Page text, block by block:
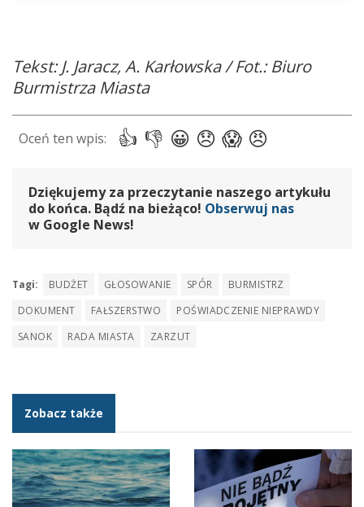
Tekst: J. Jaracz, A. Karłowska / Fot.: Biuro
Burmistrza Miasta
Dziękujemy za przeczytanie naszego artykułu
do końca. Bądź na bieżąco! Obserwuj nas
w Google News!
Tagi: BUDŻET GŁOSOWANIE SPÓR
BURMISTRZ
DOKUMENT
FAŁSZERSTWO
POŚWIADCZENIE NIEPRAWDY
SANOK
RADA MIASTA ZARZUT
Zobacz także